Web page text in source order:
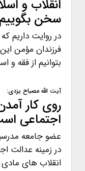
انقلاب و
سخن
در روایت داریم
فرزندان مؤمن
بتوانیم از فقه
آیت الله مصباح یزدی:
روی کار
اجتماعی
عضو جامعه
در زمینه عدالت
انقلاب های